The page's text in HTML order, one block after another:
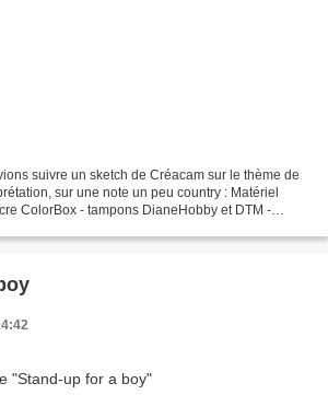
suivre un sketch de Créacam sur le thème de
sur une note un peu country : Matériel
ColorBox - tampons DianeHobby et DTM -